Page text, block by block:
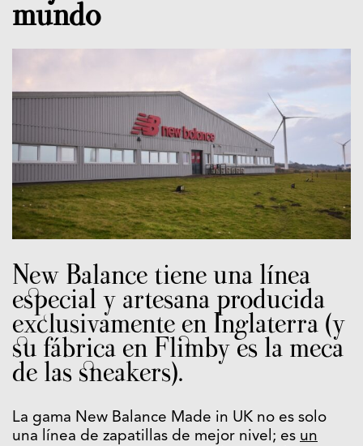
mundo
New Balance tiene una línea
especial y artesana producida
exclusivamente en Inglaterra (y
su fábrica en Flimby es la meca
de las sneakers).
La gama New Balance Made in UK no es solo
una línea de zapatillas de mejor nivel; es un